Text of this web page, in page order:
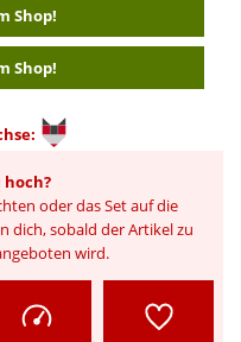
Shop!
Shop!
hoch?
oder das Set auf die
dich, sobald der Artikel zu
wird.